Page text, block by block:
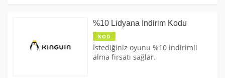
%10 Lidyana İndirim Kodu
KOD
İstediğiniz oyunu %10 indirimli
alma fırsatı sağlar.